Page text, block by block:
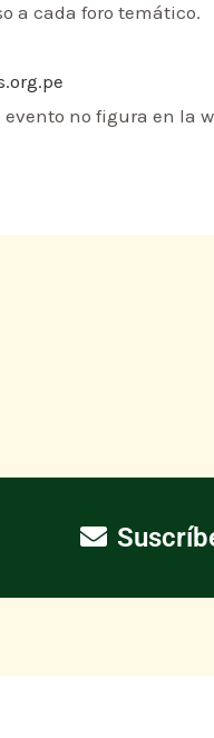
a cada foro temático.
no figura en la